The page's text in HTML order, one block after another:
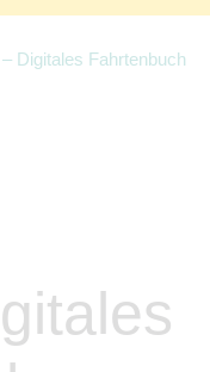
Digitales Fahrtenbuch
der
und